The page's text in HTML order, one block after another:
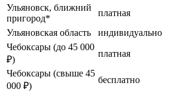
Ульяновск, ближний
пригород*
платная
Ульяновская область
индивидуально
Чебоксары (до 45 000
₽)
платная
Чебоксары (свыше 45
000 ₽)
бесплатно